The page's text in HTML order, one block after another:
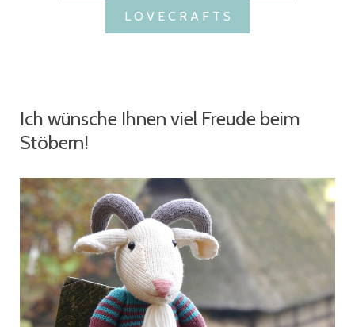
L O V E C R A F T S
Ich wünsche Ihnen viel Freude beim
Stöbern!